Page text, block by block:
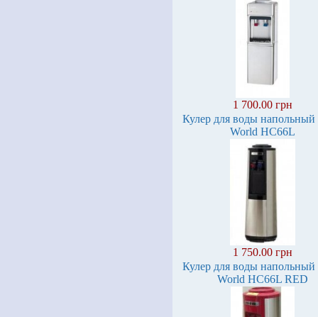
1 700.00 грн
Кулер для воды напольный
World HC66L
1 750.00 грн
Кулер для воды напольный
World HC66L RED